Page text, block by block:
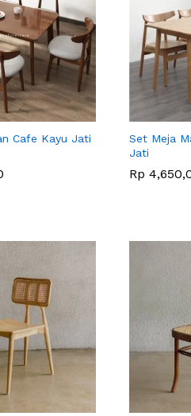
Cafe Kayu Jati
Set Meja
Jati
Rp
Rp